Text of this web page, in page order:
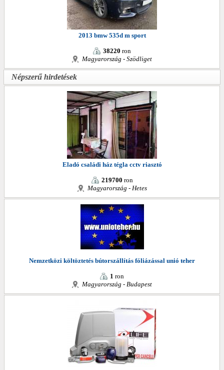
2013 bmw 535d m sport
38220 ron
Magyarország - Szödliget
Népszerű hirdetések
Eladó családi ház tégla cctv riasztó
219700 ron
Magyarország - Hetes
Nemzetközi költöztetés bútorszállítás fóliázással unió teher
1 ron
Magyarország - Budapest